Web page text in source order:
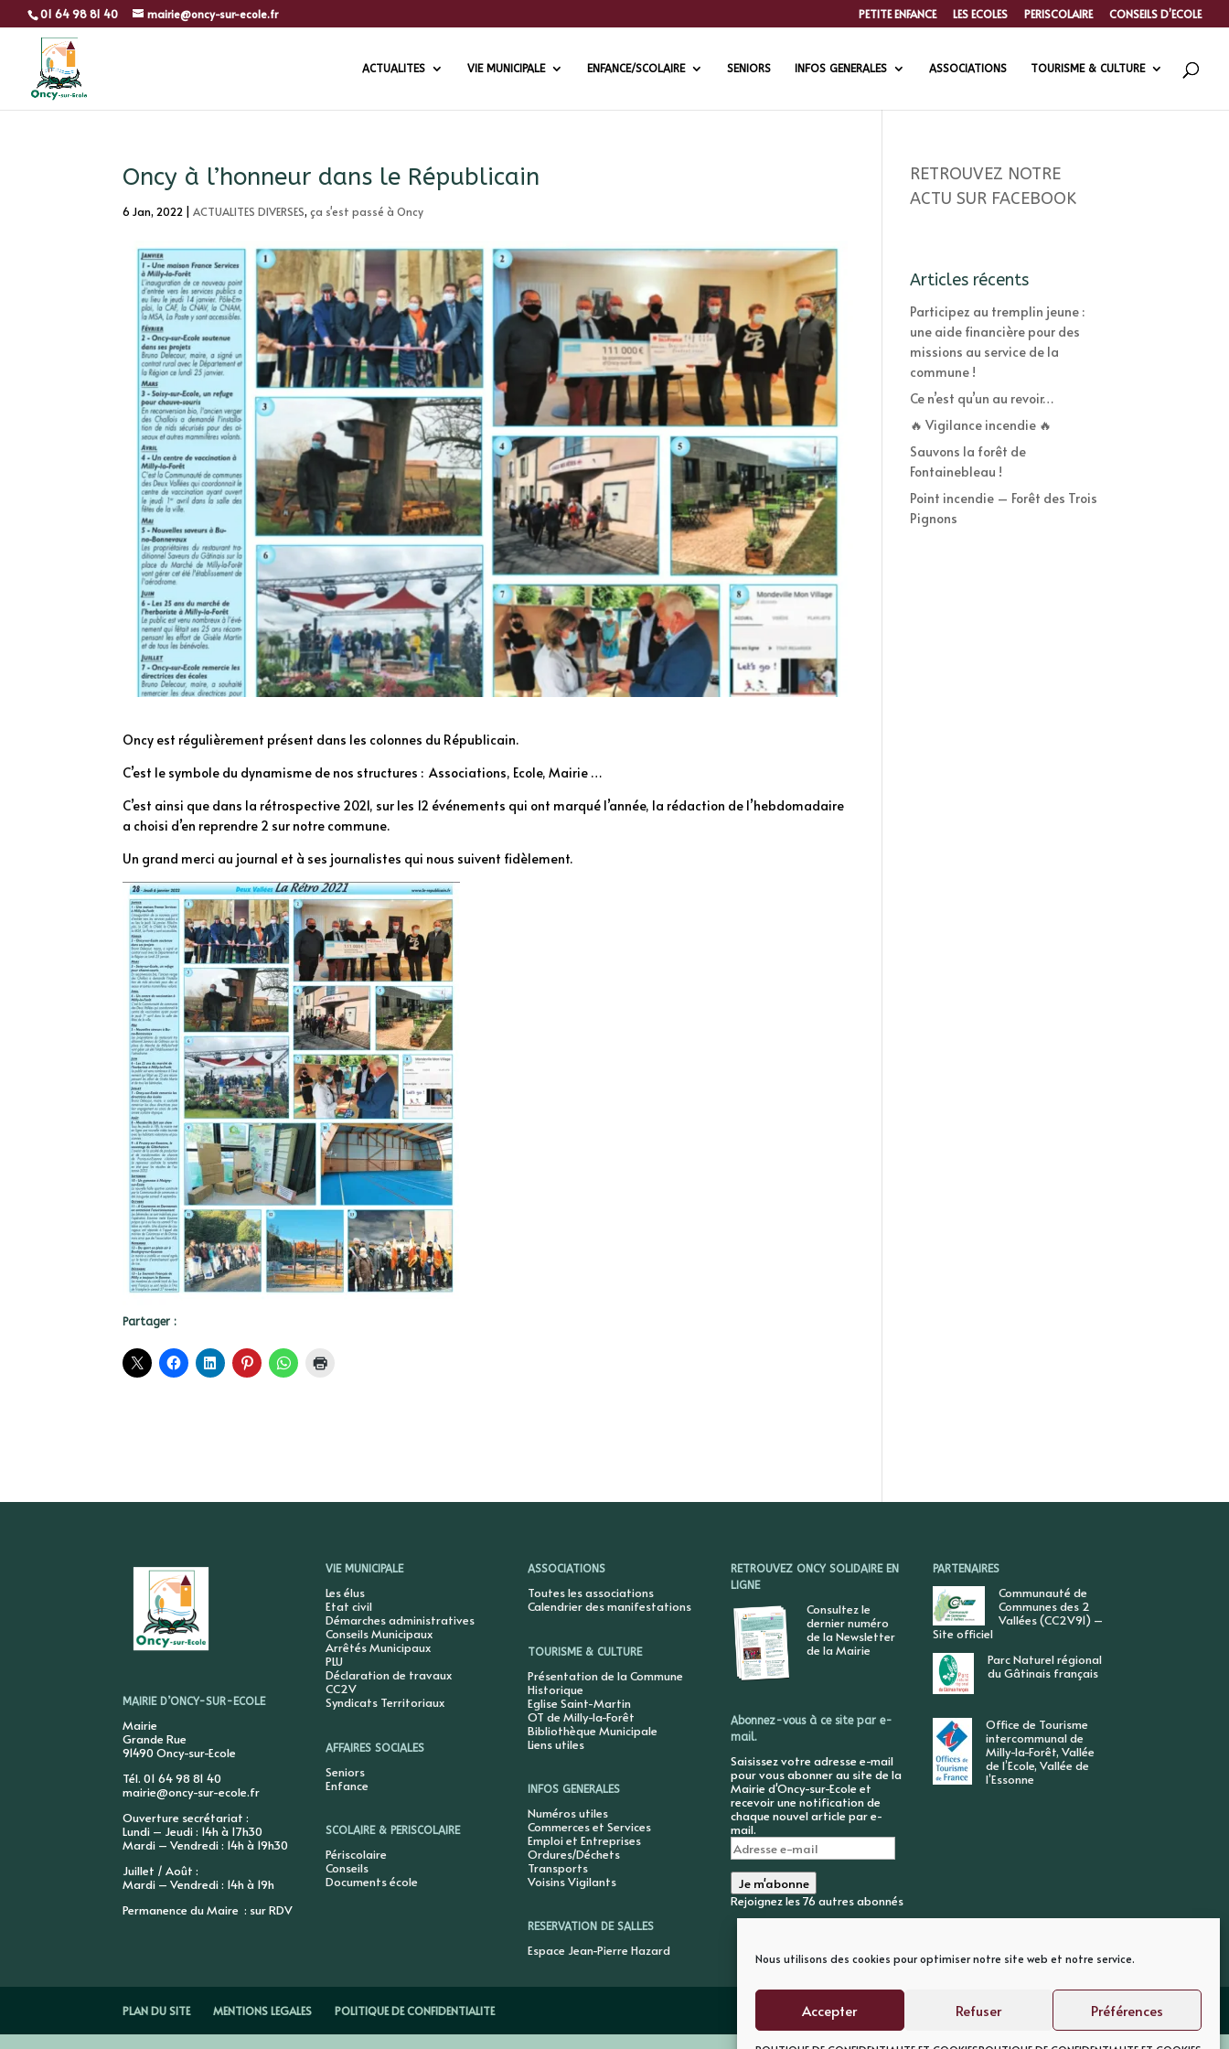
Nous utilisons des cookies pour optimiser notre site web et notre service.
Accepter Refuser Préférences
01 64 98 81 40 mairie@oncy-sur-ecole.fr PETITE ENFANCE LES ECOLES PERISCOLAIRE CONSEILS D’ECOLE
ACTUALITES VIE MUNICIPALE ENFANCE/SCOLAIRE SENIORS INFOS GENERALES ASSOCIATIONS TOURISME & CULTURE
Oncy à l’honneur dans le Républicain
6 Jan, 2022 |ACTUALITES DIVERSES,ça s'est passé à Oncy
Oncy est régulièrement présent dans les colonnes du Républicain.
C’est le symbole du dynamisme de nos structures : Associations, Ecole, Mairie …
C’est ainsi que dans la rétrospective 2021, sur les 12 événements qui ont marqué l’année, la rédaction de l’hebdomadaire
a choisi d’en reprendre 2 sur notre commune.
Un grand merci au journal et à ses journalistes qui nous suivent fidèlement.
Partager :
RETROUVEZ NOTRE
ACTU SUR FACEBOOK
Articles récents
Participez au tremplin jeune :
une aide financière pour des
missions au service de la
commune !
Ce n’est qu’un au revoir…
🔥 Vigilance incendie 🔥
Sauvons la forêt de
Fontainebleau !
Point incendie – Forêt des Trois
Pignons
MAIRIE D’ONCY-SUR-ECOLE
Mairie
Grande Rue
91490 Oncy-sur-Ecole
Tél. 01 64 98 81 40
mairie@oncy-sur-ecole.fr
Ouverture secrétariat :
Lundi – Jeudi : 14h à 17h30
Mardi – Vendredi : 14h à 19h30
Juillet / Août :
Mardi – Vendredi : 14h à 19h
Permanence du Maire : sur RDV
VIE MUNICIPALE
Les élus
Etat civil
Démarches administratives
Conseils Municipaux
Arrêtés Municipaux
PLU
Déclaration de travaux
CC2V
Syndicats Territoriaux
AFFAIRES SOCIALES
Seniors
Enfance
SCOLAIRE & PERISCOLAIRE
Périscolaire
Conseils
Documents école
ASSOCIATIONS
Toutes les associations
Calendrier des manifestations
TOURISME & CULTURE
Présentation de la Commune
Historique
Eglise Saint-Martin
OT de Milly-la-Forêt
Bibliothèque Municipale
Liens utiles
INFOS GENERALES
Numéros utiles
Commerces et Services
Emploi et Entreprises
Ordures/Déchets
Transports
Voisins Vigilants
RESERVATION DE SALLES
Espace Jean-Pierre Hazard
RETROUVEZ ONCY SOLIDAIRE EN
LIGNE
Consultez le
dernier numéro
de la Newsletter
de la Mairie
Abonnez-vous à ce site par e-
mail.
Saisissez votre adresse e-mail
pour vous abonner au site de la
Mairie d'Oncy-sur-Ecole et
recevoir une notification de
chaque nouvel article par e-
mail.
Adresse
e-
mail
Je m'abonne
Rejoignez les 76 autres abonnés
PARTENAIRES
Communauté de
Communes des 2
Vallées (CC2V91) –
Site officiel
Parc Naturel régional
du Gâtinais français
Office de Tourisme
intercommunal de
Milly-la-Forêt, Vallée
de l’Ecole, Vallée de
l’Essonne
PLAN DU SITE MENTIONS LEGALES POLITIQUE DE CONFIDENTIALITE